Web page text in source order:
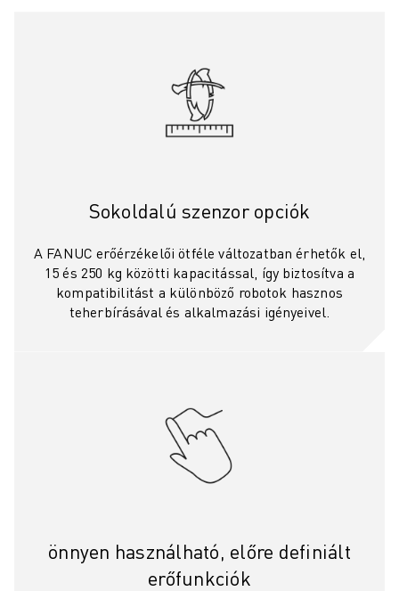
MEGOLDÁSOK AZ OKTATÁS SZÁMÁRA
WORLDSKILLS & FIATAL TEHETSÉGEK
OKTATÁSI RENDEZVÉNYEK
A FANUC-RÓL
A FANUC EURÓPÁBAN
TELEPHELYEINK
Sokoldalú szenzor opciók
A FANUC erőérzékelői ötféle változatban érhetők el,
15 és 250 kg közötti kapacitással, így biztosítva a
kompatibilitást a különböző robotok hasznos
teherbírásával és alkalmazási igényeivel.
önnyen használható, előre definiált
erőfunkciók